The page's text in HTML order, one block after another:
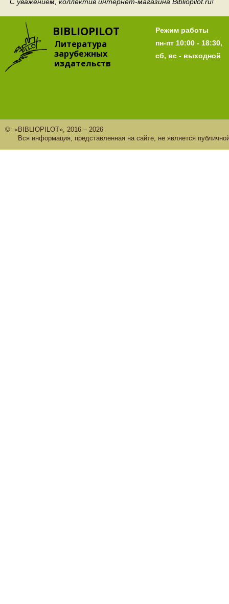
BIBLIOPILOT
Литература
зарубежных
издательств
Режим работы
пн-пт 10:00 - 18:30,
сб, вс - выходной
© «BIBLIOPILOT», 2016 – 2026
Вся информация, представленная на сайте, не является